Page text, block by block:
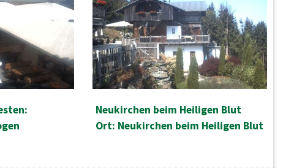
Neukirchen beim Heiligen Blut
Ort: Neukirchen beim Heiligen Blut